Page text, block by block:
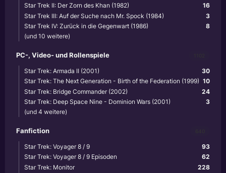
16
Star Trek II: Der Zorn des Khan (1982)
3
Star Trek III: Auf der Suche nach Mr. Spock (1984)
8
Star Trek IV: Zurück in die Gegenwart (1986)
(und 10 weitere)
PC-, Video- und Rollenspiele
30
Star Trek: Armada II (2001)
10
Star Trek: The Next Generation - Birth of the Federation (1999)
24
Star Trek: Bridge Commander (2002)
3
Star Trek: Deep Space Nine - Dominion Wars (2001)
(und 4 weitere)
Fanfiction
93
Star Trek: Voyager 8 / 9
62
Star Trek: Voyager 8 / 9 Episoden
228
Star Trek: Monitor